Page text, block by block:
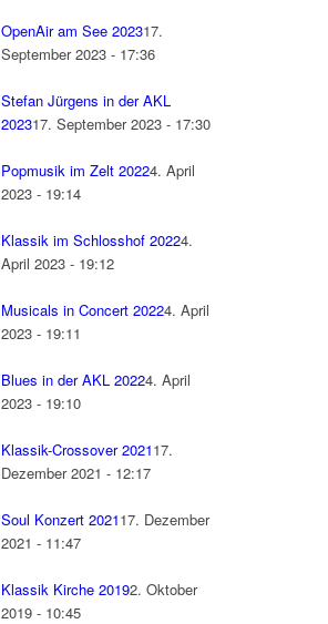
OpenAir am See 202317.
September 2023 - 17:36
Stefan Jürgens in der AKL
202317. September 2023 - 17:30
Popmusik im Zelt 20224. April
2023 - 19:14
Klassik im Schlosshof 20224.
April 2023 - 19:12
Musicals in Concert 20224. April
2023 - 19:11
Blues in der AKL 20224. April
2023 - 19:10
Klassik-Crossover 202117.
Dezember 2021 - 12:17
Soul Konzert 202117. Dezember
2021 - 11:47
Klassik Kirche 20192. Oktober
2019 - 10:45